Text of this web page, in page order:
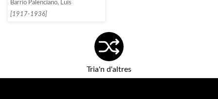
Barrio Palenciano, Luis
[1917-1936]
Tria'n d'altres